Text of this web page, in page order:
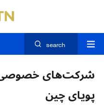
search
شرکت‌های
پویای چین